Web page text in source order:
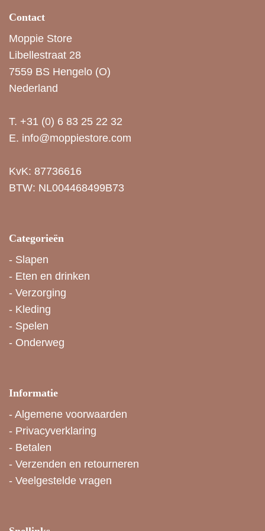
Contact
Moppie Store
Libellestraat 28
7559 BS Hengelo (O)
Nederland
T. +31 (0) 6 83 25 22 32
E. info@moppiestore.com
KvK: 87736616
BTW: NL004468499B73
Categorieën
- Slapen
- Eten en drinken
- Verzorging
- Kleding
- Spelen
- Onderweg
Informatie
- Algemene voorwaarden
- Privacyverklaring
- Betalen
- Verzenden en retourneren
- Veelgestelde vragen